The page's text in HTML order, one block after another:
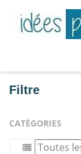
Filtre
CATÉGORIES